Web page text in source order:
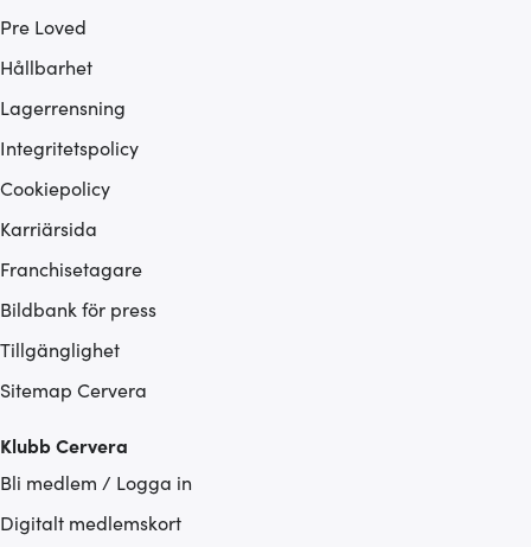
Pre Loved
Hållbarhet
Lagerrensning
Integritetspolicy
Cookiepolicy
Karriärsida
Franchisetagare
Bildbank för press
Tillgänglighet
Sitemap Cervera
Klubb Cervera
Bli medlem / Logga in
Digitalt medlemskort